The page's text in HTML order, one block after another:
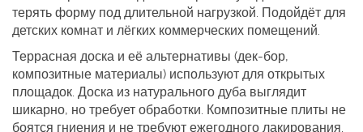
терять форму под длительной нагрузкой. Подойдёт для
детских комнат и лёгких коммерческих помещений.
Террасная доска и её альтернативы (дек-бор,
композитные материалы) используют для открытых
площадок. Доска из натурального дуба выглядит
шикарно, но требует обработки. Композитные плиты не
боятся гниения и не требуют ежегодного лакирования.